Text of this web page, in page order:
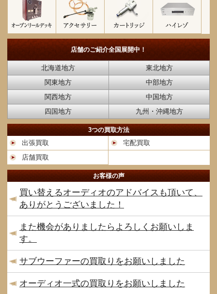
店舗のご紹介全国展開中！
北海道地方
東北地方
関東地方
中部地方
関西地方
中国地方
四国地方
九州・沖縄地方
3つの買取方法
出張買取
宅配買取
店舗買取
お客様の声
買い替えるオーディオのアドバイスも頂いて、
ありがとうございました！
また機会がありましたらよろしくお願いしま
す。
サブウーファーの買取りをお願いしました
オーディオ一式の買取りをお願いしました